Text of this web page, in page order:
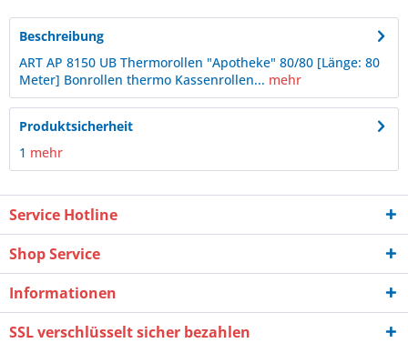
Beschreibung
ART AP 8150 UB Thermorollen "Apotheke" 80/80 [Länge: 80
Meter] Bonrollen thermo Kassenrollen... mehr
Produktsicherheit
1 mehr
Service Hotline
Shop Service
Informationen
SSL verschlüsselt sicher bezahlen